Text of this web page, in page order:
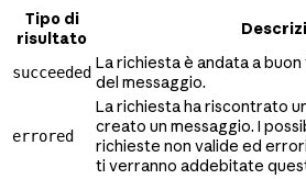
Tipo di
risultato
succeeded La richiesta è andata a
del messaggio.
errored
La richiesta ha riscontrato
creato un messaggio. I
richieste non valide ed
ti verranno addebitate